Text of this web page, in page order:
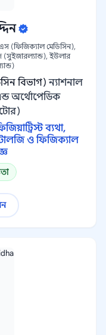
(ফিজিক্যাল মেডিসিন),
ইউলার
বিভাগ) ন্যাশনাল
অর্থোপেডিক
ব্যথা,
ও ফিজিক্যাল